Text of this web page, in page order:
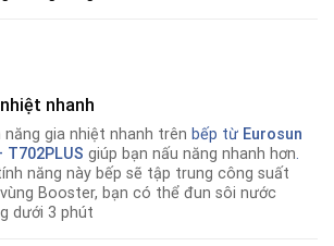
nhanh
năng gia nhiệt nhanh trênbếp từ Eurosun
T702PLUS giúp bạn nấu năng nhanh hơn.
năng này bếp sẽ tập trung công suất
Booster, bạn có thể đun sôi nước
dưới 3 phút